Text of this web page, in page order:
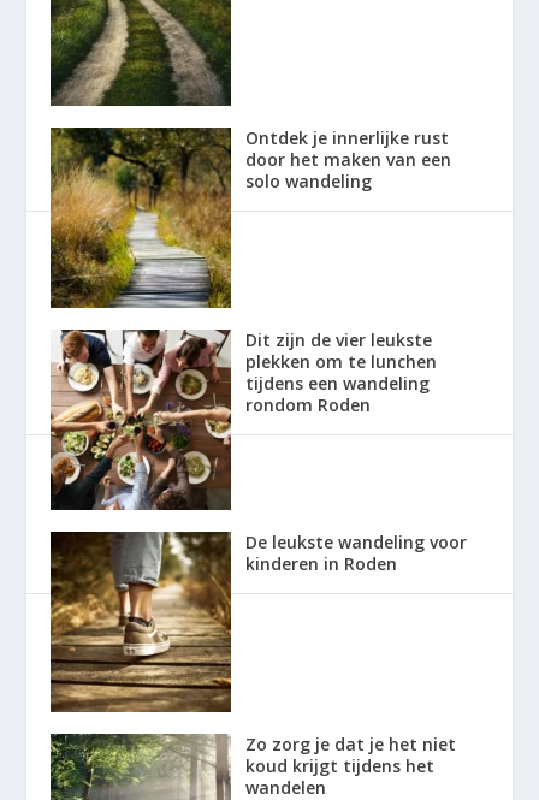
Ontdek je innerlijke rust
door het maken van een
solo wandeling
Dit zijn de vier leukste
plekken om te lunchen
tijdens een wandeling
rondom Roden
De leukste wandeling voor
kinderen in Roden
Zo zorg je dat je het niet
koud krijgt tijdens het
wandelen